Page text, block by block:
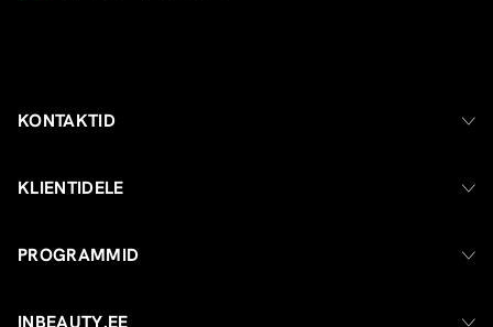
KONTAKTID
KLIENTIDELE
PROGRAMMID
INBEAUTY.EE